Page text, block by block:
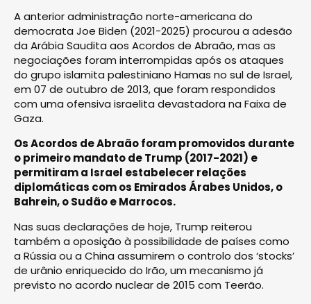
A anterior administração norte-americana do
democrata Joe Biden (2021-2025) procurou a adesão
da Arábia Saudita aos Acordos de Abraão, mas as
negociações foram interrompidas após os ataques
do grupo islamita palestiniano Hamas no sul de Israel,
em 07 de outubro de 2013, que foram respondidos
com uma ofensiva israelita devastadora na Faixa de
Gaza.
Os Acordos de Abraão foram promovidos durante
o primeiro mandato de Trump (2017-2021) e
permitiram a Israel estabelecer relações
diplomáticas com os Emirados Árabes Unidos, o
Bahrein, o Sudão e Marrocos.
Nas suas declarações de hoje, Trump reiterou
também a oposição à possibilidade de países como
a Rússia ou a China assumirem o controlo dos ‘stocks’
de urânio enriquecido do Irão, um mecanismo já
previsto no acordo nuclear de 2015 com Teerão.